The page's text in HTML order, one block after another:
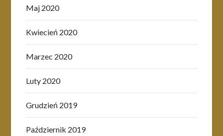
Maj 2020
Kwiecień 2020
Marzec 2020
Luty 2020
Grudzień 2019
Październik 2019